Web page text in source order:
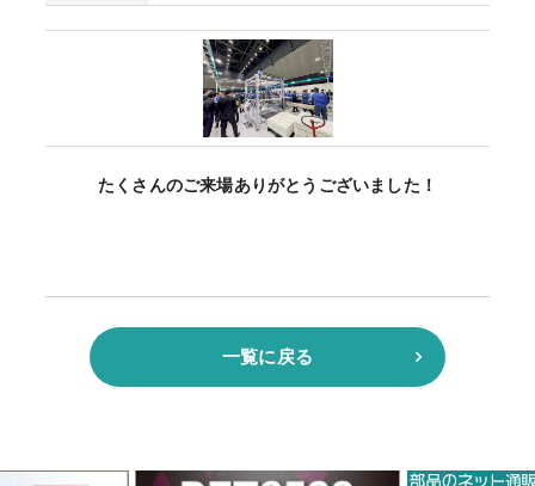
たくさんのご来場ありがとうございました！
一覧に戻る